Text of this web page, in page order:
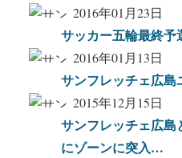
2016年01月23日
サッカー五輪最終予
2016年01月13日
サンフレッチェ広
2015年12月15日
サンフレッチェ広
にゾーンに突入…